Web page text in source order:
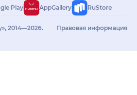
Play AppGallery RuStore
2014—2026.
Правовая информация